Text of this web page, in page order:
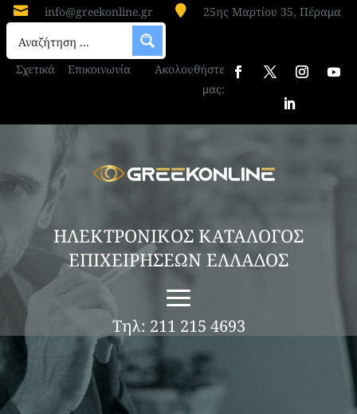
 info@greekonline.gr  25ης Μαρτίου 35, Πέραμα
Σχετικά Επικοινωνία
Ακολουθήστε
μας:
ΗΛΕΚΤΡΟΝΙΚΟΣ ΚΑΤΑΛΟΓΟΣ
ΕΠΙΧΕΙΡΗΣΕΩΝ ΕΛΛΑΔΟΣ
Τηλ: 211 215 4693